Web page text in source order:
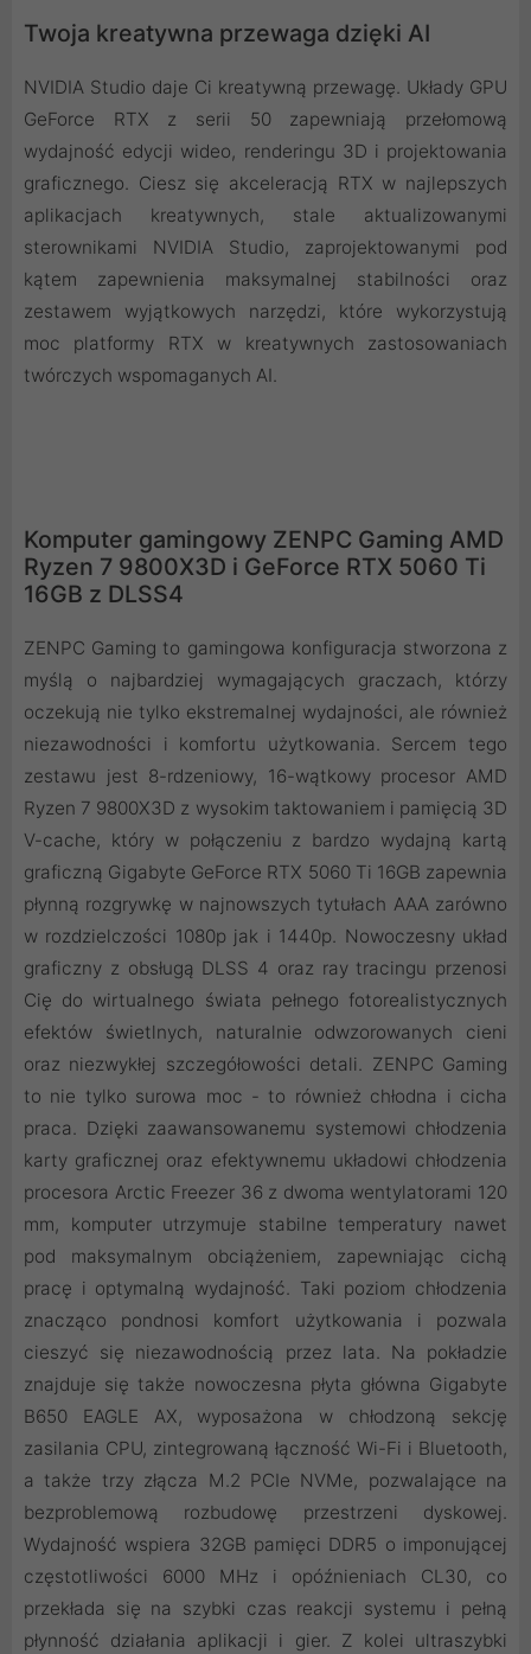
Twoja kreatywna przewaga dzięki AI
NVIDIA Studio daje Ci kreatywną przewagę. Układy GPU
GeForce RTX z serii 50 zapewniają przełomową
wydajność edycji wideo, renderingu 3D i projektowania
graficznego. Ciesz się akceleracją RTX w najlepszych
aplikacjach kreatywnych, stale aktualizowanymi
sterownikami NVIDIA Studio, zaprojektowanymi pod
kątem zapewnienia maksymalnej stabilności oraz
zestawem wyjątkowych narzędzi, które wykorzystują
moc platformy RTX w kreatywnych zastosowaniach
twórczych wspomaganych AI.
Komputer gamingowy ZENPC Gaming AMD
Ryzen 7 9800X3D i GeForce RTX 5060 Ti
16GB z DLSS4
ZENPC Gaming to gamingowa konfiguracja stworzona z
myślą o najbardziej wymagających graczach, którzy
oczekują nie tylko ekstremalnej wydajności, ale również
niezawodności i komfortu użytkowania. Sercem tego
zestawu jest 8-rdzeniowy, 16-wątkowy procesor AMD
Ryzen 7 9800X3D z wysokim taktowaniem i pamięcią 3D
V-cache, który w połączeniu z bardzo wydajną kartą
graficzną Gigabyte GeForce RTX 5060 Ti 16GB zapewnia
płynną rozgrywkę w najnowszych tytułach AAA zarówno
w rozdzielczości 1080p jak i 1440p. Nowoczesny układ
graficzny z obsługą DLSS 4 oraz ray tracingu przenosi
Cię do wirtualnego świata pełnego fotorealistycznych
efektów świetlnych, naturalnie odwzorowanych cieni
oraz niezwykłej szczegółowości detali. ZENPC Gaming
to nie tylko surowa moc - to również chłodna i cicha
praca. Dzięki zaawansowanemu systemowi chłodzenia
karty graficznej oraz efektywnemu układowi chłodzenia
procesora Arctic Freezer 36 z dwoma wentylatorami 120
mm, komputer utrzymuje stabilne temperatury nawet
pod maksymalnym obciążeniem, zapewniając cichą
pracę i optymalną wydajność. Taki poziom chłodzenia
znacząco pondnosi komfort użytkowania i pozwala
cieszyć się niezawodnością przez lata. Na pokładzie
znajduje się także nowoczesna płyta główna Gigabyte
B650 EAGLE AX, wyposażona w chłodzoną sekcję
zasilania CPU, zintegrowaną łączność Wi-Fi i Bluetooth,
a także trzy złącza M.2 PCIe NVMe, pozwalające na
bezproblemową rozbudowę przestrzeni dyskowej.
Wydajność wspiera 32GB pamięci DDR5 o imponującej
częstotliwości 6000 MHz i opóźnieniach CL30, co
przekłada się na szybki czas reakcji systemu i pełną
płynność działania aplikacji i gier. Z kolei ultraszybki